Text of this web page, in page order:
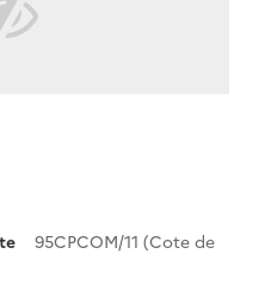
95CPCOM/11 (Cote de